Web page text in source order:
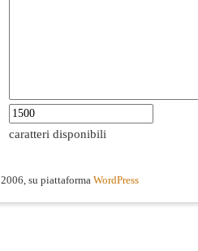
caratteri disponibili
2006, su piattaforma WordPress